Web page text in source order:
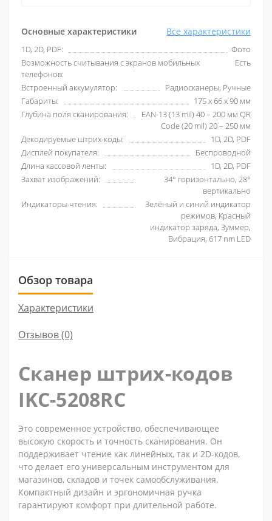
Основные характеристики Все характеристики
1D, 2D, PDF:
Фото
Возможность считывания с экранов мобильных
телефонов:
Есть
Встроенный аккумулятор:
Радиосканеры, Ручные
Габариты:
175 х 66 х 90 мм
Глубина поля сканирования:
EAN-13 (13 mil) 40 – 200 мм QR
Code (20 mil) 20 – 250 мм
Декодируемые штрих-коды:
1D, 2D, PDF
Дисплей покупателя:
Беспроводной
Длина кассовой ленты:
1D, 2D, PDF
Захват изображений:
34° горизонтально, 28°
вертикально
Индикаторы чтения:
Зелёный и синий индикатор
режимов, Красный
индикатор заряда, Зуммер,
Вибрация, 617 nm LED
Обзор товара
Характеристики
Отзывов (0)
Сканер штрих-кодов
IKC-5208RC
Это современное устройство, обеспечивающее
высокую скорость и точность сканирования. Он
поддерживает чтение как линейных, так и 2D-кодов,
что делает его универсальным инструментом для
магазинов, складов и точек самообслуживания.
Компактный дизайн и эргономичная ручка
гарантируют комфорт при длительной работе.